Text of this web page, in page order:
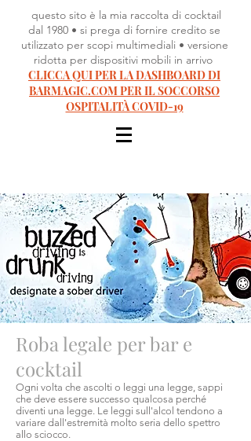
questo sito è la mia raccolta di cocktail
dal 1980 • si prega di fornire credito se
utilizzato per scopi multimediali • versione
ridotta per dispositivi mobili in arrivo
CLICCA QUI PER LA DASHBOARD DI
BARMAGIC.COM PER IL SOCCORSO
OSPITALITÀ COVID-19
Roba legale per bar e
cocktail
Ogni volta che ascolti o leggi una legge, sappi
che deve essere successo qualcosa perché
diventi una legge. Le leggi sull'alcol tendono a
variare dall'estremità molto seria dello spettro
allo sciocco.